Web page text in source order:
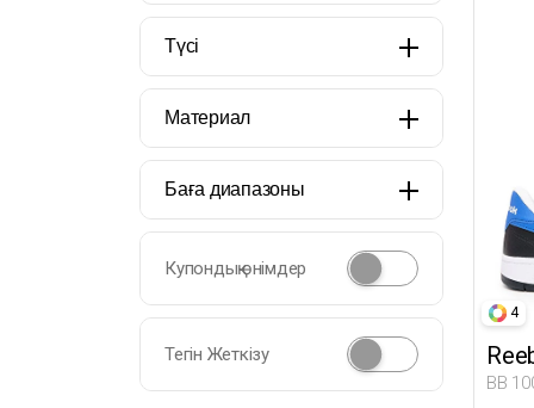
Түсі
Материал
Баға диапазоны
Купондық өнімдер
Тегін Жеткізу
4
BB